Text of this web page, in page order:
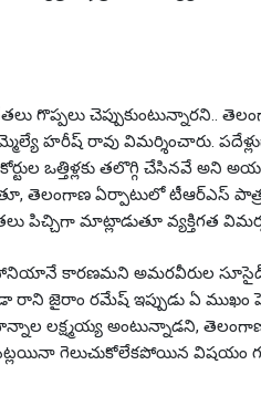
గొప్పలు చెప్పుకుంటున్నారని..
హరీష్ రావు విమర్శించారు.
ఒత్తిళ్లకు తలొగ్గి చేసినవే అని
తెలంగాణ ఏర్పాటులో టీఆర్ఎస్
పిచ్చిగా మాట్లాడుతూ వ్యక్తిగత
కారణమని అమరవీరుల సూసైడ్
జైరాం రమేష్ ఇప్పుడు ఏ ముఖం
లక్ష్మయ్య అంటున్నాడని,
సీట్లయినా గెలుచుకోలేకపోయిన విషయం